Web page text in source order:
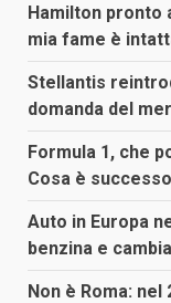
Hamilton pronto
mia fame è
Stellantis
domanda del
Formula 1, che
Cosa è
Auto in Europa
benzina e
Non è Roma: